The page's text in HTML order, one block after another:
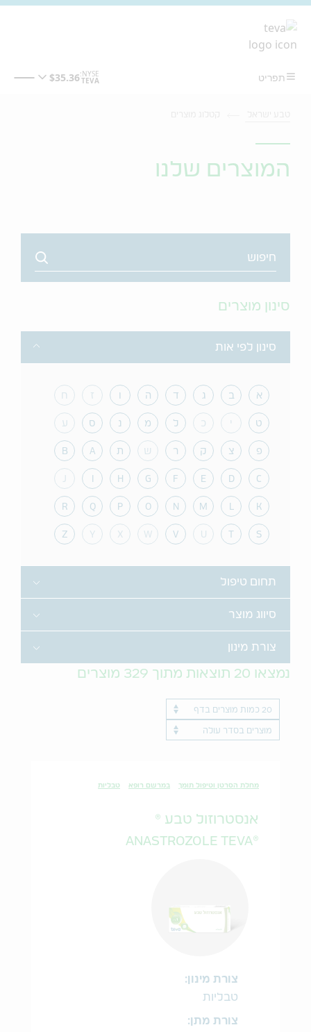
המוצרים שלנו
Search
סינון מוצרים
סינון לפי אות Toggle
א ב ג ד ה ז ח
ט י כ ל מ נ ס ע
פ צ ק ר ש ת A
B
C
D
E
F
G
H
J
K
L
M
N
O
P
Q
R
S
U
V
W
X
Y
Z
תחום טיפול Toggle
סיווג מוצר Toggle
צורת מינון Toggle
נמצאו 20 תוצאות מתוך 329 מוצרים
Results per page
ProductName
מחלת הסרטן וטיפול תומך במרשם רופא טבליות
אנסטרוזול טבע ®
®ANASTROZOLE TEVA
צורת מינון:
טבליות
צורת מתן: